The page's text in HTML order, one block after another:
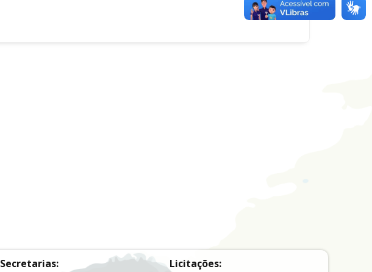
Secretarias: Licitações: